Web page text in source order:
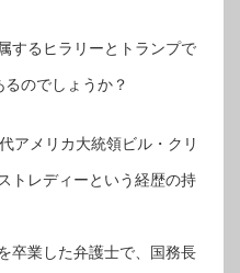
するヒラリーとトランプで
のでしょうか？
アメリカ大統領ビル・クリ
トレディーという経歴の持
卒業した弁護士で、国務長